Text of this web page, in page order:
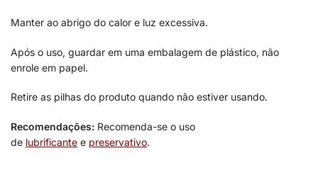
Manter ao abrigo do calor e luz excessiva.
Após o uso, guardar em uma embalagem de plástico, não
enrole em papel.
Retire as pilhas do produto quando não estiver usando.
Recomendações: Recomenda-se o uso
de lubrificante e preservativo.